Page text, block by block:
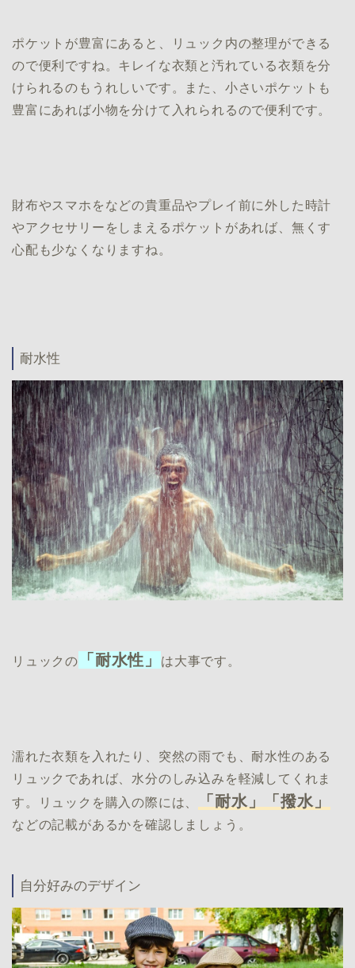
ポケットが豊富にあると、リュック内の整理ができる
ので便利ですね。キレイな衣類と汚れている衣類を分
けられるのもうれしいです。また、小さいポケットも
豊富にあれば小物を分けて入れられるので便利です。
財布やスマホをなどの貴重品やプレイ前に外した時計
やアクセサリーをしまえるポケットがあれば、無くす
心配も少なくなりますね。
耐水性
リュックの 「耐水性」 は大事です。
濡れた衣類を入れたり、突然の雨でも、耐水性のある
リュックであれば、水分のしみ込みを軽減してくれま
す。リュックを購入の際には、
「耐水」「撥水」
などの記載があるかを確認しましょう。
自分好みのデザイン